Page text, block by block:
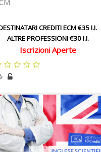
CREDITI ECM €35 I.I.
ALTRE PROFESSIONI €30 I.I.
Iscrizioni Aperte